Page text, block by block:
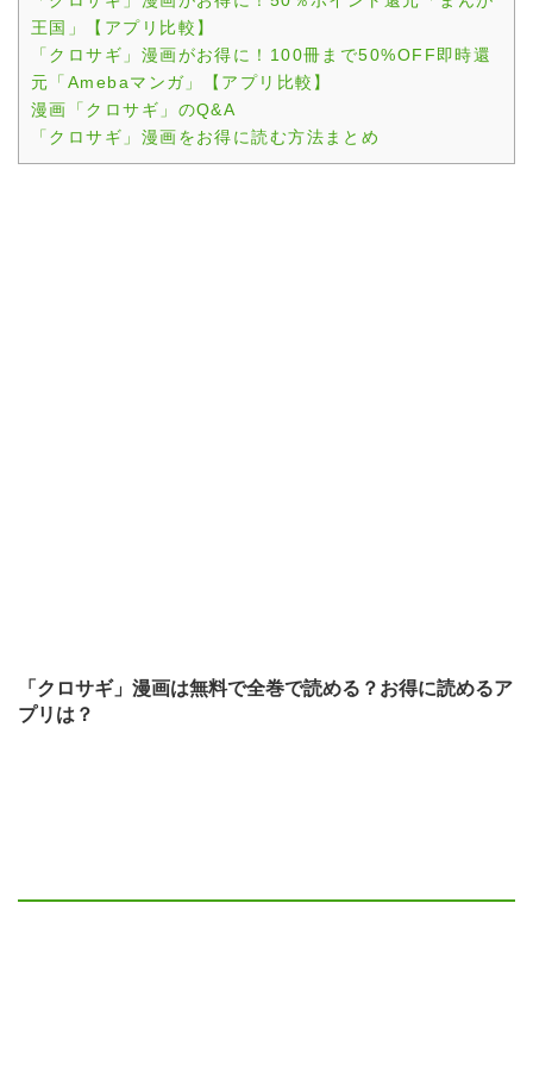
王国」【アプリ比較】
「クロサギ」漫画がお得に！100冊まで50%OFF即時還
元「Amebaマンガ」【アプリ比較】
漫画「クロサギ」のQ&A
「クロサギ」漫画をお得に読む方法まとめ
「クロサギ」漫画は無料で全巻で読める？お得に読めるア
プリは？